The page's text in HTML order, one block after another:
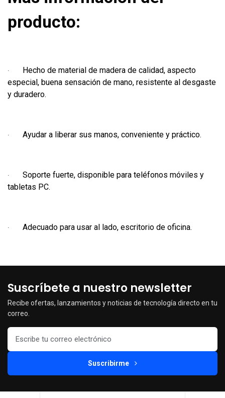
producto:
·
Hecho de material de madera de calidad, aspecto
especial, buena sensación de mano, resistente al desgaste
y duradero.
· Ayudar a liberar sus manos, conveniente y práctico.
· Soporte fuerte, disponible para teléfonos móviles y
tabletas PC.
· Adecuado para usar al lado, escritorio de oficina.
Suscríbete a nuestro newsletter
Recibe ofertas, lanzamientos y noticias de tecnología directo en tu
correo.
Suscribirme